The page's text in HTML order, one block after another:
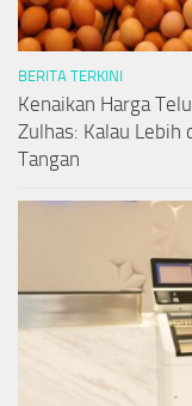
BERITA TERKINI
Kenaikan Harga
Zulhas: Kalau Lebih
Tangan